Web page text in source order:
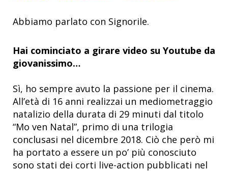
Abbiamo parlato con Signorile.
Hai cominciato a girare video su Youtube da
giovanissimo…
Sì, ho sempre avuto la passione per il cinema.
All’età di 16 anni realizzai un mediometraggio
natalizio della durata di 29 minuti dal titolo
“Mo ven Natal”, primo di una trilogia
conclusasi nel dicembre 2018. Ciò che però mi
ha portato a essere un po’ più conosciuto
sono stati dei corti live-action pubblicati nel